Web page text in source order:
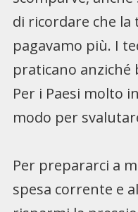
di ricordare che la
pagavamo più. I
praticano anziché
Per i Paesi molto
modo per
Per prepararci a
spesa corrente e